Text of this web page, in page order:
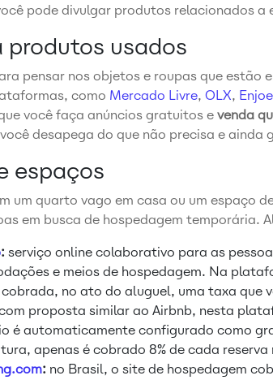
pode divulgar produtos relacionados a
produtos usados
pensar nos objetos e roupas que estão
como Mercado Livre, OLX,
você faça anúncios gratuitos e venda
desapega do que não precisa e ainda
espaços
um quarto vago em casa ou um espaço
em busca de hospedagem temporária.
: serviço online colaborativo para as
e meios de hospedagem. Na
no ato do aluguel, uma taxa que
proposta similar ao Airbnb, nesta
é automaticamente configurado como
apenas é cobrado 8% de cada reserva
: no Brasil, o site de hospedagem